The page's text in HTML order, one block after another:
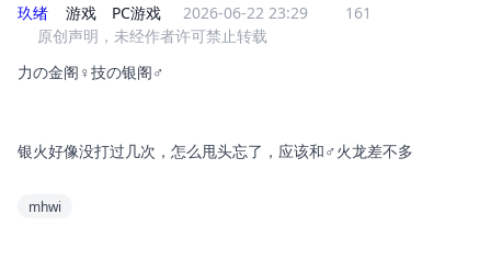
玖绪 游戏 PC游戏 2026-06-22 23:29
161
原创声明，未经作者许可禁止转载
力の金阁♀技の银阁♂
银火好像没打过几次，怎么甩头忘了，应该和♂火龙差不多
mhwi